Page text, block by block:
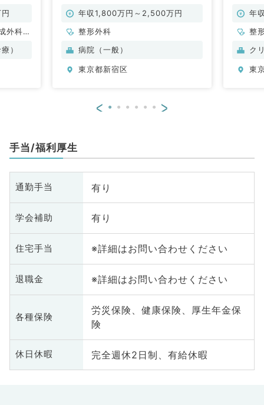
クリ
外科、
心臓血
）
★（整形外科／常勤）
年収1,800万円～2,500万円
整形外科
病院（一般）
東京都新宿区
年
整
脳
科
ク
東
< >
手当/福利厚生
通勤手当 有り
学会補助 有り
住宅手当 ※詳細はお問い合わせください
退職金 ※詳細はお問い合わせください
各種保険
労災保険、健康保険、厚生年金保
険
休日休暇 完全週休2日制、有給休暇